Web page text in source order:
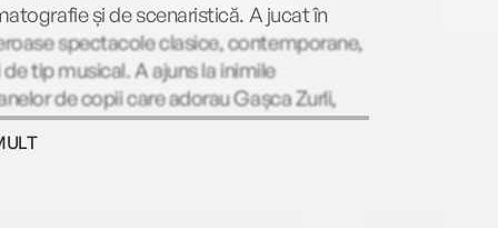
și de scenaristică. A jucat în
spectacole clasice, contemporane,
de tip musical. A ajuns la inimile
de copii care adorau Gașca Zurli,
unui personaj memorabil (Yuppi). A
și într-un serial online care a strâns zeci